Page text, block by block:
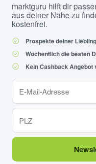
marktguru hilft dir
aus deiner Nähe zu
kostenfrei.
Prospekte deiner
Wöchentlich die besten
Kein Cashback Angebot